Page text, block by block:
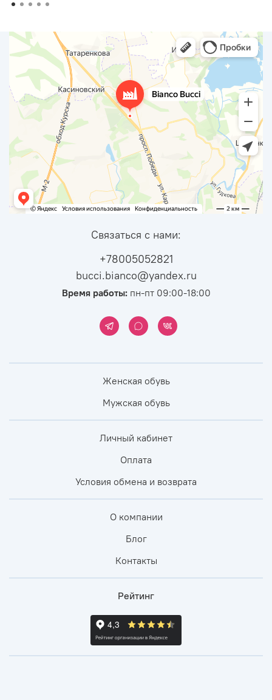
Связаться с нами:
+78005052821
bucci.bianco@yandex.ru
Время работы:пн-пт 09:00-18:00
Женская обувь
Мужская обувь
Личный кабинет
Оплата
Условия обмена и возврата
О компании
Блог
Контакты
Рейтинг